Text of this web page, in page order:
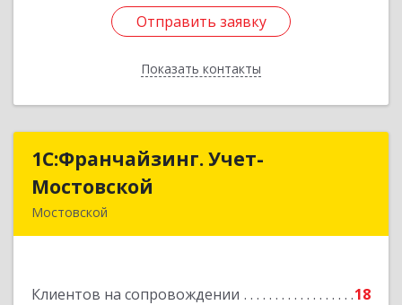
Отправить заявку
Показать контакты
Отправить заявку
Назад
1С:Франчайзинг. Учет-
Мостовской
Мостовской
Клиентов на сопровождении 18
1С:Франчайзинг. Учет-